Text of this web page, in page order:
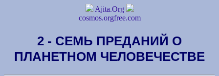
Ajita.Org
cosmos.orgfree.com
2 - СЕМЬ ПРЕДАНИЙ О
ПЛАНЕТНОМ ЧЕЛОВЕЧЕСТВЕ